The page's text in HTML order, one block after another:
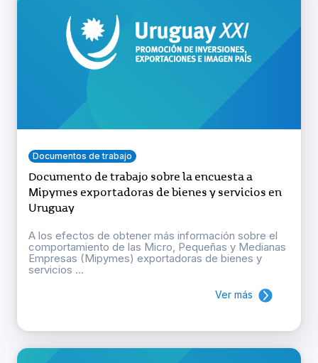
Documentos de trabajo
Documento de trabajo sobre la encuesta a
Mipymes exportadoras de bienes y servicios en
Uruguay
A los efectos de obtener más información sobre el
comportamiento de las Micro, Pequeñas y Medianas
Empresas (Mipymes) exportadoras de bienes y
servicios ...
Ver más